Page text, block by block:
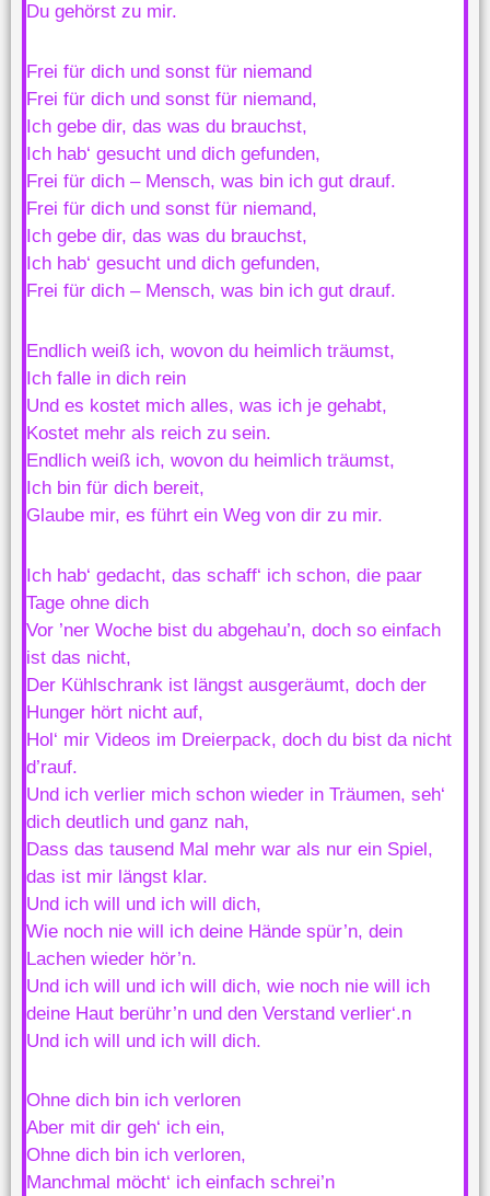
Du gehörst zu mir.
Frei für dich und sonst für niemand
Frei für dich und sonst für niemand,
Ich gebe dir, das was du brauchst,
Ich hab‘ gesucht und dich gefunden,
Frei für dich – Mensch, was bin ich gut drauf.
Frei für dich und sonst für niemand,
Ich gebe dir, das was du brauchst,
Ich hab‘ gesucht und dich gefunden,
Frei für dich – Mensch, was bin ich gut drauf.
Endlich weiß ich, wovon du heimlich träumst,
Ich falle in dich rein
Und es kostet mich alles, was ich je gehabt,
Kostet mehr als reich zu sein.
Endlich weiß ich, wovon du heimlich träumst,
Ich bin für dich bereit,
Glaube mir, es führt ein Weg von dir zu mir.
Ich hab‘ gedacht, das schaff‘ ich schon, die paar
Tage ohne dich
Vor ’ner Woche bist du abgehau’n, doch so einfach
ist das nicht,
Der Kühlschrank ist längst ausgeräumt, doch der
Hunger hört nicht auf,
Hol‘ mir Videos im Dreierpack, doch du bist da nicht
d’rauf.
Und ich verlier mich schon wieder in Träumen, seh‘
dich deutlich und ganz nah,
Dass das tausend Mal mehr war als nur ein Spiel,
das ist mir längst klar.
Und ich will und ich will dich,
Wie noch nie will ich deine Hände spür’n, dein
Lachen wieder hör’n.
Und ich will und ich will dich, wie noch nie will ich
deine Haut berühr’n und den Verstand verlier‘.n
Und ich will und ich will dich.
Ohne dich bin ich verloren
Aber mit dir geh‘ ich ein,
Ohne dich bin ich verloren,
Manchmal möcht‘ ich einfach schrei’n